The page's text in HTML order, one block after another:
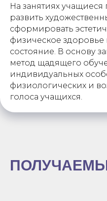
На занятиях
развить
сформировать
физическое
состояние. В основу
метод щадящего
индивидуальных
физиологических и
голоса учащихся.